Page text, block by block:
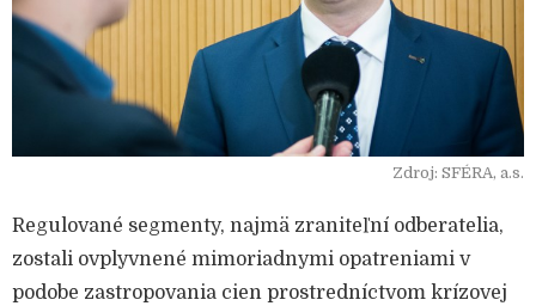
Zdroj: SFÉRA, a.s.
Regulované segmenty, najmä zraniteľní odberatelia,
zostali ovplyvnené mimoriadnymi opatreniami v
podobe zastropovania cien prostredníctvom krízovej